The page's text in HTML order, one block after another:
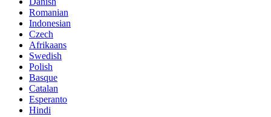
Romanian
Indonesian
Czech
Afrikaans
Swedish
Polish
Basque
Catalan
Esperanto
Hindi